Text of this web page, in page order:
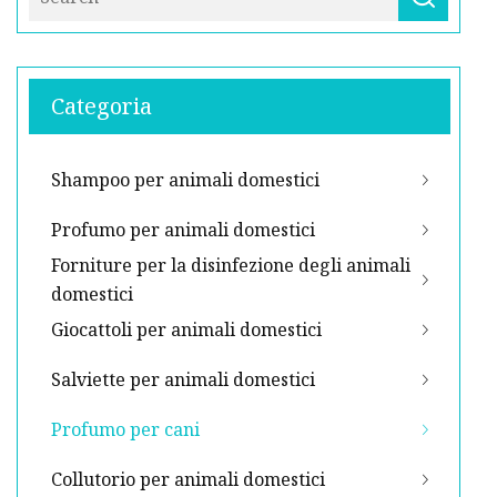
Categoria
Shampoo per animali domestici
Profumo per animali domestici
Forniture per la disinfezione degli animali
domestici
Giocattoli per animali domestici
Salviette per animali domestici
Profumo per cani
Collutorio per animali domestici